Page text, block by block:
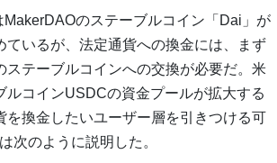
のステーブルコイン「Dai」が
ているが、法定通貨への換金には、まず
ステーブルコインへの交換が必要だ。米
ルコインUSDCの資金プールが拡大する
を換金したいユーザー層を引きつける可
次のように説明した。